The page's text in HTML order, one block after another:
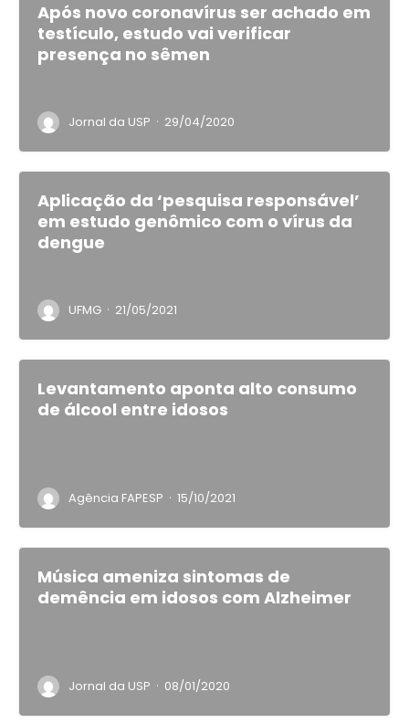
Após novo coronavírus ser achado em
testículo, estudo vai verificar
presença no sêmen
Jornal da USP · 29/04/2020
Aplicação da ‘pesquisa responsável’
em estudo genômico com o vírus da
dengue
UFMG · 21/05/2021
Levantamento aponta alto consumo
de álcool entre idosos
Agência FAPESP · 15/10/2021
Música ameniza sintomas de
demência em idosos com Alzheimer
Jornal da USP · 08/01/2020